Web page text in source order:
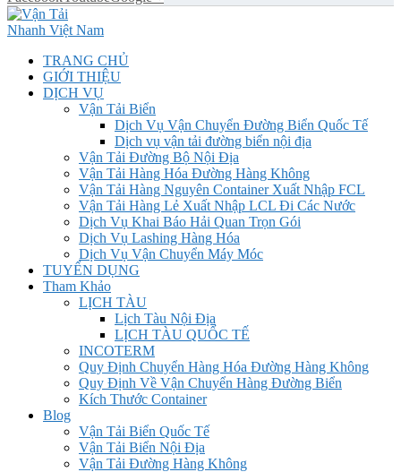
TRANG CHỦ
GIỚI THIỆU
DỊCH VỤ
Vận Tải Biển
Dịch Vụ Vận Chuyển Đường Biển Quốc Tế
Dịch vụ vận tải đường biển nội địa
Vận Tải Đường Bộ Nội Địa
Vận Tải Hàng Hóa Đường Hàng Không
Vận Tải Hàng Nguyên Container Xuất Nhập FCL
Vận Tải Hàng Lẻ Xuất Nhập LCL Đi Các Nước
Dịch Vụ Khai Báo Hải Quan Trọn Gói
Dịch Vụ Lashing Hàng Hóa
Dịch Vụ Vận Chuyển Máy Móc
TUYỂN DỤNG
Tham Khảo
LỊCH TÀU
Lịch Tàu Nội Địa
LỊCH TÀU QUỐC TẾ
INCOTERM
Quy Định Chuyển Hàng Hóa Đường Hàng Không
Quy Định Về Vận Chuyển Hàng Đường Biển
Kích Thước Container
Blog
Vận Tải Biển Quốc Tế
Vận Tải Biển Nội Địa
Vận Tải Đường Hàng Không